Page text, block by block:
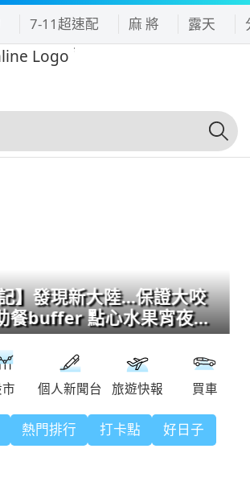
7-11超速配 麻 將 露天
】發現新大陸...保證大咬
餐buffer 點心水果宵夜吃
熱門排行 打卡點 好日子